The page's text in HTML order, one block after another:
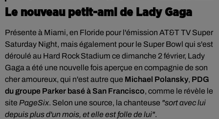
Le nouveau petit-ami de Lady Gaga
Présente à Miami, en Floride pour l'émission AT&T TV Super
Saturday Night, mais également pour le Super Bowl qui s'est
déroulé au Hard Rock Stadium ce dimanche 2 février, Lady
Gaga a été une nouvelle fois aperçue en compagnie de son
cher amoureux, qui n'est autre que Michael Polansky, PDG
du groupe Parker basé à San Francisco, comme le révèle le
site PageSix. Selon une source, la chanteuse "sort avec lui
depuis plus d'un mois, et elle est folle de lui".